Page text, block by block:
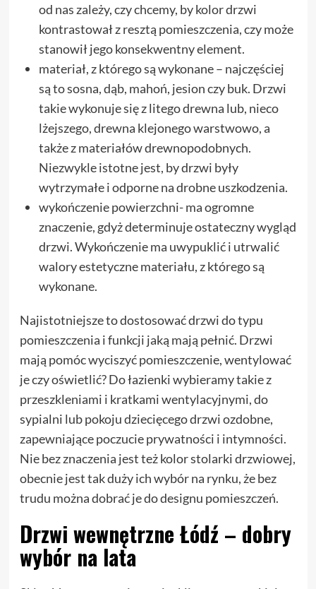
od nas zależy, czy chcemy, by kolor drzwi
kontrastował z resztą pomieszczenia, czy może
stanowił jego konsekwentny element.
materiał, z którego są wykonane – najczęściej
są to sosna, dąb, mahoń, jesion czy buk. Drzwi
takie wykonuje się z litego drewna lub, nieco
lżejszego, drewna klejonego warstwowo, a
także z materiałów drewnopodobnych.
Niezwykle istotne jest, by drzwi były
wytrzymałe i odporne na drobne uszkodzenia.
wykończenie powierzchni- ma ogromne
znaczenie, gdyż determinuje ostateczny wygląd
drzwi. Wykończenie ma uwypuklić i utrwalić
walory estetyczne materiału, z którego są
wykonane.
Najistotniejsze to dostosować drzwi do typu
pomieszczenia i funkcji jaką mają pełnić. Drzwi
mają pomóc wyciszyć pomieszczenie, wentylować
je czy oświetlić? Do łazienki wybieramy takie z
przeszkleniami i kratkami wentylacyjnymi, do
sypialni lub pokoju dziecięcego drzwi ozdobne,
zapewniające poczucie prywatności i intymności.
Nie bez znaczenia jest też kolor stolarki drzwiowej,
obecnie jest tak duży ich wybór na rynku, że bez
trudu można dobrać je do designu pomieszczeń.
Drzwi wewnętrzne Łódź – dobry
wybór na lata